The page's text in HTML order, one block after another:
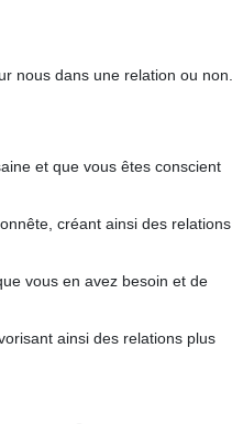
nous dans une relation ou non.
et que vous êtes conscient
créant ainsi des relations
vous en avez besoin et de
ainsi des relations plus